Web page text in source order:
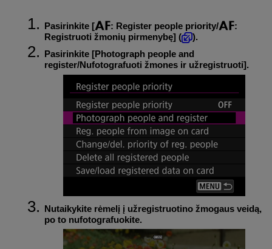
Pasirinkite [ : Register people priority/
:
Registruoti žmonių pirmenybę] (
).
Pasirinkite [Photograph people and
register/Nufotografuoti žmones ir užregistruoti].
Nutaikykite rėmelį į užregistruotino žmogaus veidą,
po to nufotografuokite.